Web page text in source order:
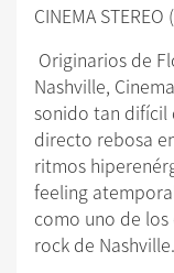
CINEMA
Originarios de
Nashville,
sonido tan difícil
directo rebosa
ritmos
feeling
como uno de
rock de Nashville.